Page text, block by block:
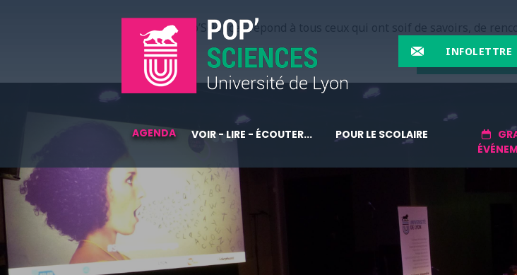
Pop’Sciences répond à tous ceux qui ont soif de savoirs, de
INFOLETTRE
AGENDA VOIR - LIRE - ÉCOUTER... POUR LE SCOLAIRE